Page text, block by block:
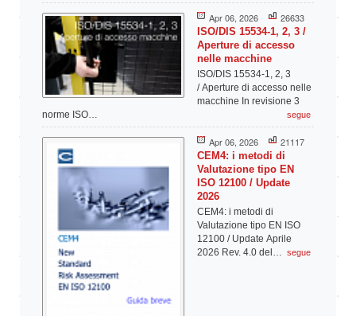
Apr 06, 2026 26633
ISO/DIS 15534-1, 2, 3 /
Aperture di accesso
nelle macchine
ISO/DIS 15534-1, 2, 3
/ Aperture di accesso nelle
macchine In revisione 3
norme ISO…
segue
Apr 06, 2026 21117
CEM4: i metodi di
Valutazione tipo EN
ISO 12100 / Update
2026
CEM4: i metodi di
Valutazione tipo EN ISO
12100 / Update Aprile
2026 Rev. 4.0 del… segue